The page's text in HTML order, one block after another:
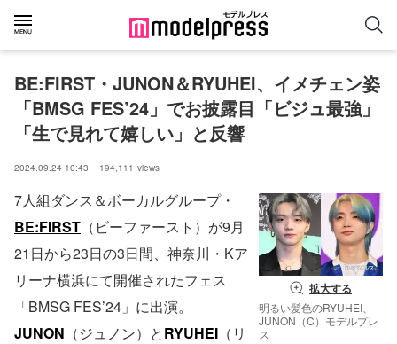
BE:FIRST・JUNON＆RYUHEI、イメチェン姿
「BMSG FES’24」でお披露目「ビジュ最強」
「生で見れて嬉しい」と反響
2024.09.24 10:43 194,111 views
拡大する
明るい髪色のRYUHEI、
JUNON（C）モデルプレ
ス
7人組ダンス＆ボーカルグループ・
BE:FIRST （ビーファースト）が9月
21日から23日の3日間、神奈川・Kア
リーナ横浜にて開催されたフェス
「BMSG FES’24」に出演。
JUNON （ジュノン）とRYUHEI （リ